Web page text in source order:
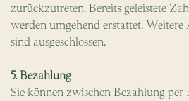
zurückzutreten. Bereits geleistete
werden umgehend erstattet. Weitere
sind ausgeschlossen.
5. Bezahlung
Sie können zwischen Bezahlung per